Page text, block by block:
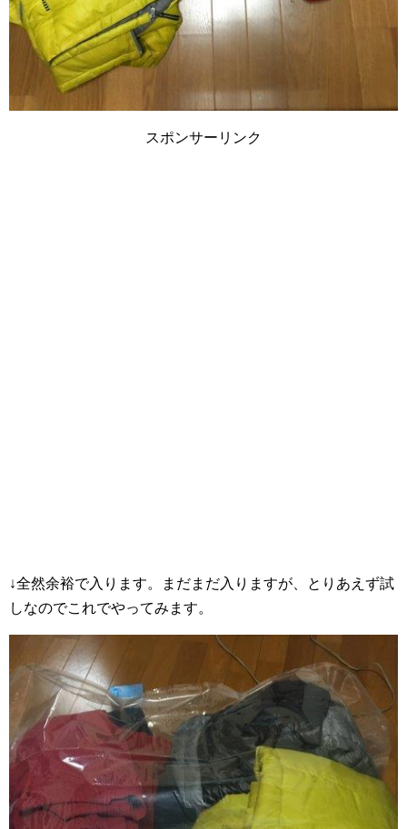
スポンサーリンク
↓全然余裕で入ります。まだまだ入りますが、とりあえず試
しなのでこれでやってみます。